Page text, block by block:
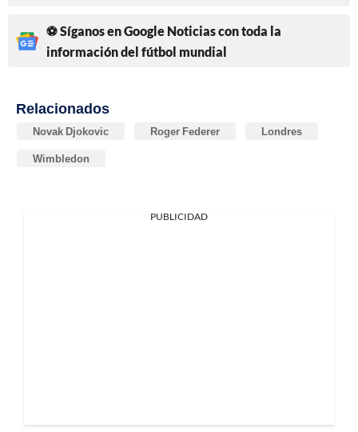
⚽ Síganos en Google Noticias con toda la
información del fútbol mundial
Relacionados
Novak Djokovic Roger Federer Londres
Wimbledon
PUBLICIDAD